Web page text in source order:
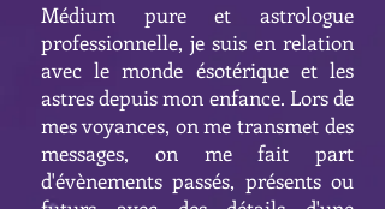
Médium pure et astrologue
professionnelle, je suis en relation
avec le monde ésotérique et les
astres depuis mon enfance. Lors de
mes voyances, on me transmet des
messages, on me fait part
d'évènements passés, présents ou